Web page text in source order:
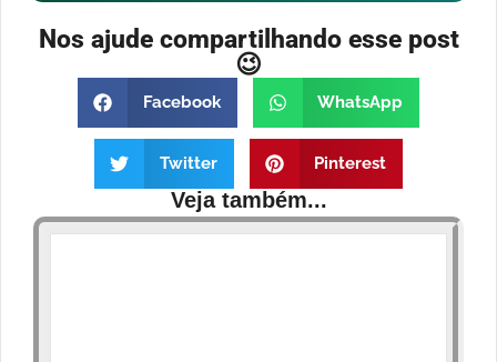
Nos ajude compartilhando esse post
😉
Facebook WhatsApp
Twitter Pinterest
Veja também...